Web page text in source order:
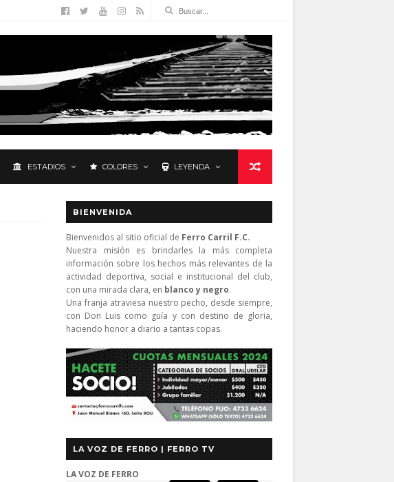
ESTADIOS COLORES LEYENDA
BIENVENIDA
Bienvenidos al sitio oficial de Ferro Carril F.C.
Nuestra misión es brindarles la más completa
información sobre los hechos más relevantes de la
actividad deportiva, social e institucional del club,
con una mirada clara, en blanco y negro.
Una franja atraviesa nuestro pecho, desde siempre,
con Don Luis como guía y con destino de gloria,
haciendo honor a diario a tantas copas.
LA VOZ DE FERRO | FERRO TV
LA VOZ DE FERRO